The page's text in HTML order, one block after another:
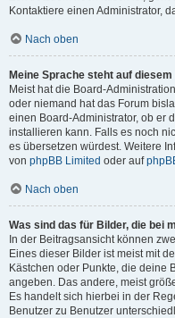
Kontaktiere einen Administrator,
Nach oben
Meine Sprache steht auf
Meist hat die Board-
oder niemand hat das Forum
einen Board-Administrator, ob er
installieren kann. Falls es noch
es übersetzen würdest. Weitere
von phpBB Limited oder auf
Nach oben
Was sind das für Bilder, die bei
In der Beitragsansicht können
Eines dieser Bilder ist meist mit
Kästchen oder Punkte, die deine
angeben. Das andere, meist
Es handelt sich hierbei in der
Benutzer zu Benutzer